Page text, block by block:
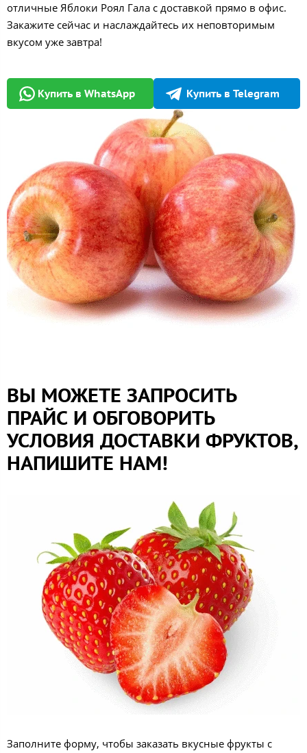
отличные Яблоки Роял Гала с доставкой прямо в офис.
Закажите сейчас и наслаждайтесь их неповторимым
вкусом уже завтра!
Купить в WhatsApp Купить в Telegram
ВЫ МОЖЕТЕ ЗАПРОСИТЬ
ПРАЙС И ОБГОВОРИТЬ
УСЛОВИЯ ДОСТАВКИ ФРУКТОВ,
НАПИШИТЕ НАМ!
Заполните форму, чтобы заказать вкусные фрукты с